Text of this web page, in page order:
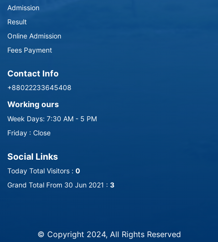
Admission
Result
Online Admission
Fees Payment
Contact Info
+88022233645408
Working ours
Week Days: 7:30 AM - 5 PM
Friday : Close
Social Links
Today Total Visitors : 0
Grand Total From 30 Jun 2021 : 3
© Copyright 2024, All Rights Reserved